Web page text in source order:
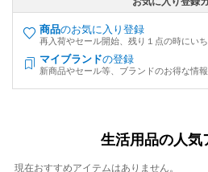
商品のお気に入り登録
再入荷やセール開始、残り１点の時にい
マイブランドの登録
新商品やセール等、ブランドのお得な情
生活用品の人気
現在おすすめアイテムはありません。